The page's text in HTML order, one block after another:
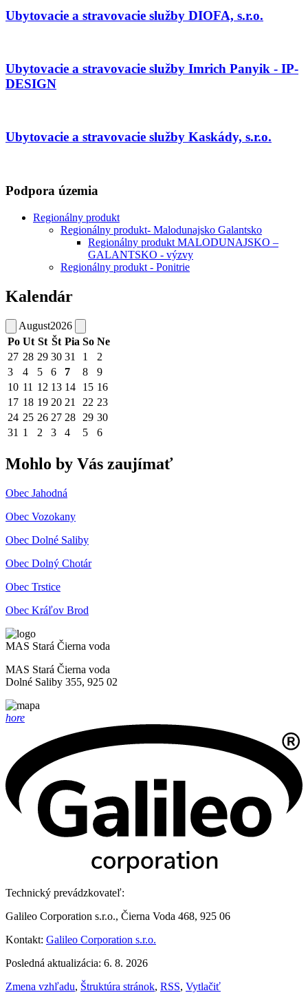
Ubytovacie a stravovacie služby DIOFA, s.r.o.
Ubytovacie a stravovacie služby Imrich Panyik - IP-
DESIGN
Ubytovacie a stravovacie služby Kaskády, s.r.o.
Podpora územia
Regionálny produkt
Regionálny produkt- Malodunajsko Galantsko
Regionálny produkt MALODUNAJSKO –
GALANTSKO - výzvy
Regionálny produkt - Ponitrie
Kalendár
August2026
Po Ut St Št Pia So Ne
27 28 29 30 31 1
2
3
4 5 6 7 8
9
10 11 12 13 14 15 16
17 18 19 20 21 22 23
24 25 26 27 28 29 30
31 1 2 3 4 5 6
Mohlo by Vás zaujímať
Obec Jahodná
Obec Vozokany
Obec Dolné Saliby
Obec Dolný Chotár
Obec Trstice
Obec Kráľov Brod
MAS Stará Čierna voda
MAS Stará Čierna voda
Dolné Saliby 355, 925 02
hore
Technický prevádzkovateľ:
Galileo Corporation s.r.o., Čierna Voda 468, 925 06
Kontakt: Galileo Corporation s.r.o.
Posledná aktualizácia: 6. 8. 2026
Zmena vzhľadu, Štruktúra stránok, RSS, Vytlačiť